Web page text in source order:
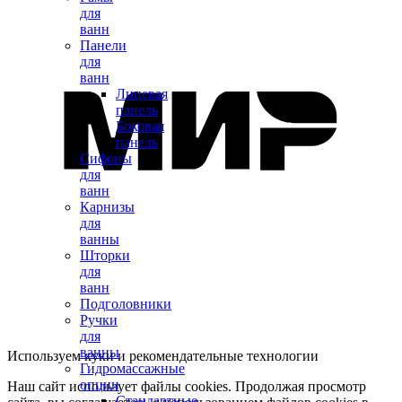
для
ванн
Панели
для
ванн
Лицевая
панель
Боковая
панель
Сифоны
для
ванн
Карнизы
для
ванны
Шторки
для
ванн
Подголовники
Ручки
для
ванны
Гидромассажные
опции
Используем куки и рекомендательные технологии
Наш сайт использует файлы cookies. Продолжая просмотр